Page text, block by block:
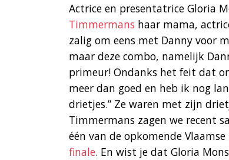
Actrice en presentatrice Gloria
Timmermans haar mama,
zalig om eens met Danny voor
maar deze combo, namelijk
primeur! Ondanks het feit dat
meer dan goed en heb ik nog
drietjes.” Ze waren met zijn
Timmermans zagen we recent
één van de opkomende
finale. En wist je dat Gloria